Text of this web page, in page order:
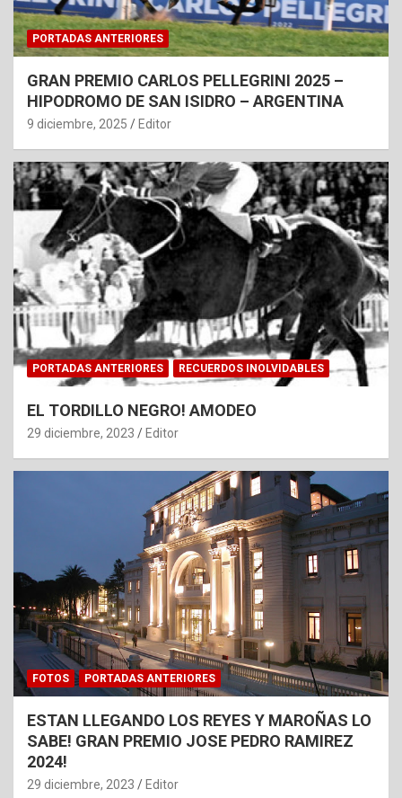
PORTADAS ANTERIORES
GRAN PREMIO CARLOS PELLEGRINI 2025 –
HIPODROMO DE SAN ISIDRO – ARGENTINA
9 diciembre, 2025 Editor
PORTADAS ANTERIORES RECUERDOS INOLVIDABLES
EL TORDILLO NEGRO! AMODEO
29 diciembre, 2023 Editor
FOTOS PORTADAS ANTERIORES
ESTAN LLEGANDO LOS REYES Y MAROÑAS LO
SABE! GRAN PREMIO JOSE PEDRO RAMIREZ
2024!
29 diciembre, 2023 Editor